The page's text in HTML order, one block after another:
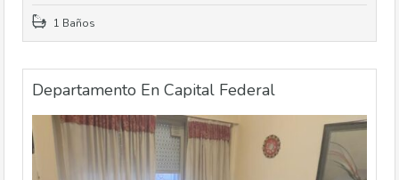
1 Baños
Departamento En Capital Federal